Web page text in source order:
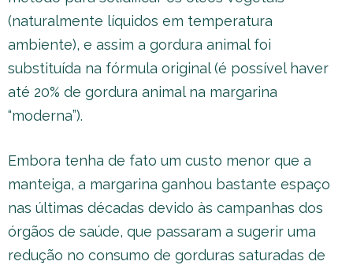
(naturalmente líquidos em temperatura
ambiente), e assim a gordura animal foi
substituída na fórmula original (é possível haver
até 20% de gordura animal na margarina
“moderna”).
Embora tenha de fato um custo menor que a
manteiga, a margarina ganhou bastante espaço
nas últimas décadas devido às campanhas dos
órgãos de saúde, que passaram a sugerir uma
redução no consumo de gorduras saturadas de